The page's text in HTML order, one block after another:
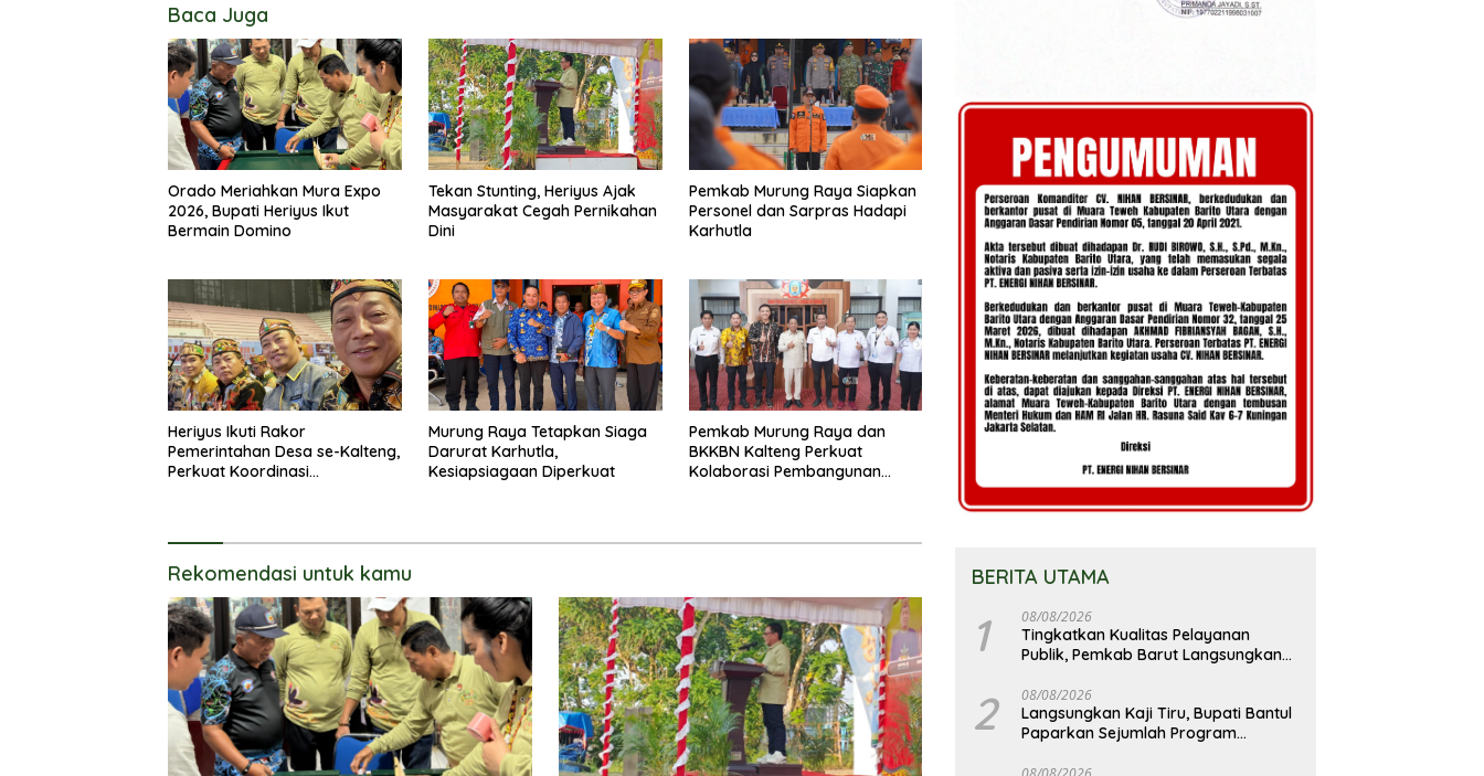
Baca Juga
Orado Meriahkan Mura Expo
2026, Bupati Heriyus Ikut
Bermain Domino
Tekan Stunting, Heriyus Ajak
Masyarakat Cegah Pernikahan
Dini
Pemkab Murung Raya Siapkan
Personel dan Sarpras Hadapi
Karhutla
Heriyus Ikuti Rakor
Pemerintahan Desa se-Kalteng,
Perkuat Koordinasi
Murung Raya Tetapkan Siaga
Darurat Karhutla,
Kesiapsiagaan Diperkuat
Pemkab Murung Raya dan
BKKBN Kalteng Perkuat
Kolaborasi Pembangunan
Rekomendasi untuk kamu BERITA UTAMA
1 08/08/2026
Tingkatkan Kualitas Pelayanan
Publik, Pemkab Barut Langsungkan
Progo
2 08/08/2026
Langsungkan Kaji Tiru, Bupati Bantul
Paparkan Sejumlah Program